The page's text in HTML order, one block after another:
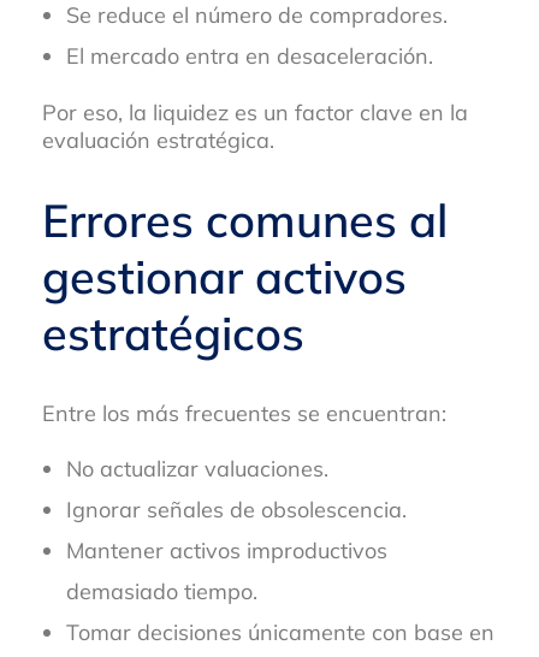
Se reduce el número de compradores.
El mercado entra en desaceleración.
Por eso, la liquidez es un factor clave en la
evaluación estratégica.
Errores comunes al
gestionar activos
estratégicos
Entre los más frecuentes se encuentran:
No actualizar valuaciones.
Ignorar señales de obsolescencia.
Mantener activos improductivos
demasiado tiempo.
Tomar decisiones únicamente con base en